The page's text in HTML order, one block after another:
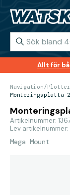
Allt för
Navigation/
Monteringsplatta
Artikelnummer:
Lev
Mega Mount